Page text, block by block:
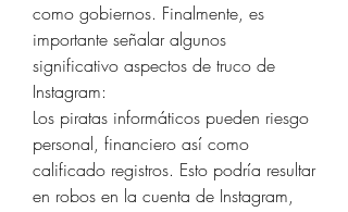
como gobiernos. Finalmente, es
importante señalar algunos
significativo aspectos de truco de
Instagram:
Los piratas informáticos pueden riesgo
personal, financiero así como
calificado registros. Esto podría resultar
en robos en la cuenta de Instagram,